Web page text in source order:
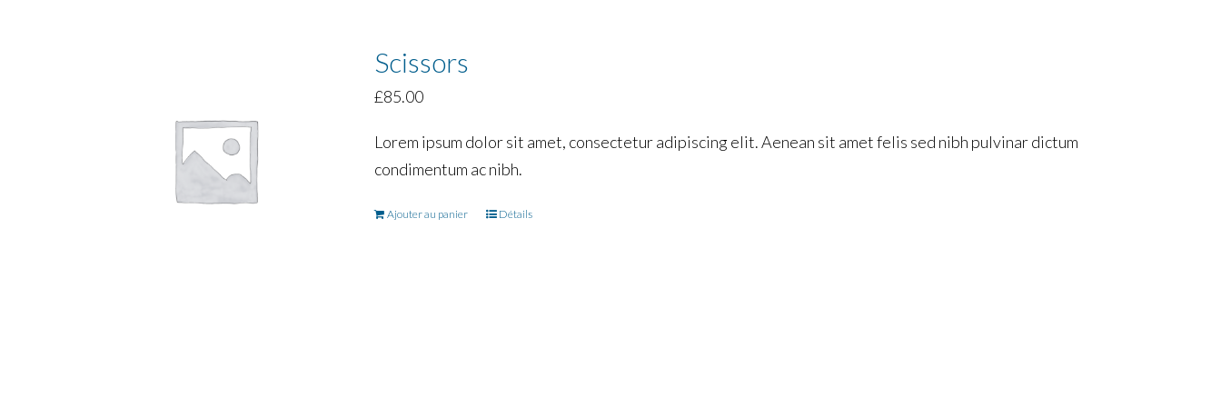
Scissors
£85.00
Lorem ipsum dolor sit amet, consectetur adipiscing elit. Aenean sit amet felis sed nibh pulvinar dictum
condimentum ac nibh.
Ajouter au panier Détails